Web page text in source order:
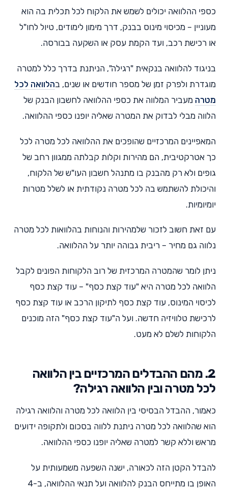
כספי ההלוואה יכולים לשמש את הלקוח לכל תכלית בה הוא
מעוניין – מכיסוי מינוס בבנק, דרך מימון לימודים, טיול לחו"ל
או רכישת רכב, ועד הקמת עסק או השקעה בבורסה.
בניגוד להלוואה בנקאית "רגילה", הניתנת בדרך כלל למטרה
מוגדרת ולפרק זמן של מספר חודשים או שנים, בהלוואה לכל
מטרה מעביר המלווה את כספי ההלוואה לחשבון הבנק של
הלווה מבלי לבדוק את המטרה שאליה יופנו כספי ההלוואה.
המאפיינים המרכזיים שהופכים את ההלוואה לכל מטרה לכל
כך אטרקטיבית, הם מהירות וקלות קבלתה ממגוון רחב של
גופים ולא רק מהבנק בו מתנהל חשבון העו"ש של הלקוח,
והיכולת להשתמש בה לכל מטרה נקודתית או לשלל מטרות
יומיומיות.
עם זאת חשוב לזכור שלמהירות והנוחות בהלוואות לכל מטרה
נלווה גם מחיר – ריבית גבוהה יותר על ההלוואה.
ניתן לומר שהמטרה המרכזית של רוב הלקוחות הפונים לקבל
הלוואה לכל מטרה היא "עוד קצת כסף" – עוד קצת כסף
לכיסוי המינוס, עוד קצת כסף לתיקון הרכב או עוד קצת כסף
לרכישת טלוויזיה חדשה. ועל ה"עוד קצת כסף" הזה מוכנים
הלקוחות לשלם לא מעט.
2. מהם ההבדלים המרכזיים בין הלוואה
לכל מטרה ובין הלוואה רגילה?
כאמור, ההבדל הבסיסי בין הלוואה לכל מטרה והלוואה רגילה
הוא שהלוואה לכל מטרה ניתנת ללווה בסכום ולתקופה ידועים
מראש וללא קשר למטרה שאליה יופנו כספי ההלוואה.
להבדל הקטן הזה לכאורה, ישנה השפעה משמעותית על
האופן בו מתייחס הבנק להלוואה ועל תנאי ההלוואה, ב-4